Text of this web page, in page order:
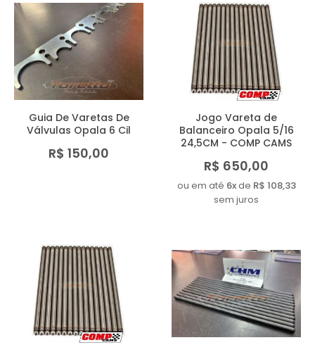
MENOR PREÇO
MAIOR PREÇO
A - Z
Guia De Varetas De
Válvulas Opala 6 Cil
R$ 150,00
Jogo Vareta de
Balanceiro Opala 5/16
24,5CM - COMP CAMS
R$ 650,00
ou em até 6xde R$ 108,33
sem juros